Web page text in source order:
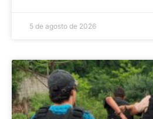
5 de agosto de 2026